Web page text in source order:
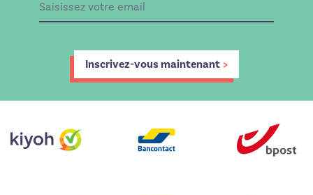
Inscrivez-vous maintenant >